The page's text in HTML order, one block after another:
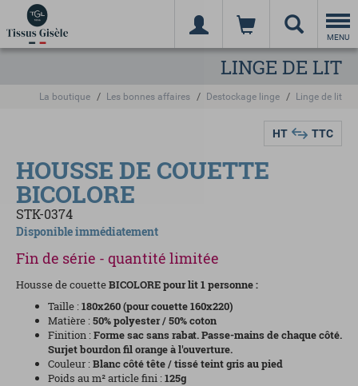
MENU
LINGE DE LIT
La boutique Les bonnes affaires Destockage linge Linge de lit
HT TTC
HOUSSE DE COUETTE
BICOLORE
STK-0374
Disponible immédiatement
Fin de série - quantité limitée
Housse de couetteBICOLOREpour lit1personne :
Taille :180x260 (pour couette 160x220)
Matière :50% polyester / 50% coton
Finition :Forme sac sans rabat. Passe-mains de chaque côté.
Surjet bourdon fil orange à l'ouverture.
Couleur :Blanc côté tête / tissé teint gris au pied
Poids au m² article fini :125g